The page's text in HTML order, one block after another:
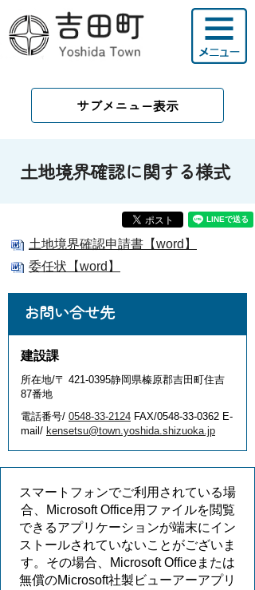
サブメニュー表示
土地境界確認に関する様式
土地境界確認申請書【word】
委任状【word】
お問い合せ先
建設課
所在地/〒 421-0395静岡県榛原郡吉田町住吉
87番地
電話番号/ 0548-33-2124 FAX/0548-33-0362 E-
mail/ kensetsu@town.yoshida.shizuoka.jp
スマートフォンでご利用されている場
合、Microsoft Office用ファイルを閲覧
できるアプリケーションが端末にイン
ストールされていないことがございま
す。その場合、Microsoft Officeまたは
無償のMicrosoft社製ビューアーアプリ